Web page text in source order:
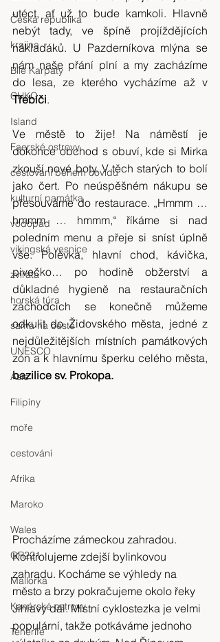
Česká republika
krajina
Bílé Karpaty
CHKO
Island
Faerské ostrovy
cestování během covidu
kulturní památka
vodopád
vikingská vesnice
zvířata
horská túra
sama na cestě
UNESCO
Asie
Filipíny
moře
cestování
Afrika
Maroko
Wales
GR221
Mallorka
Kanárské ostrovy
Tenerife
utéct, ať už to bude kamkoli. Hlavně
nebýt tady, ve špíně projíždějících
náklaďáků. U Pazderníkova mlýna se
nám naše přání plní a my zacházíme
Třebíči.
Ve městě to žije! Na náměstí je
dokonce obchod s obuví, kde si Mirka
zkouší nové boty. V těch starých to bolí
jako čert. Po neúspěšném nákupu se
přesouváme do restaurace. „Hmmm …
hmmm … hmmm,“ říkáme si nad
poledním menu a přeje si sníst úplně
vše. Polévka, hlavní chod, kávička,
pivečko… po hodině obžerství a
důkladné hygieně na restauračních
záchodcích se konečně můžeme
odkulit do Židovského města, jedné z
nejdůležitějších místních památkových
bazilice sv. Prokopa.
Procházíme zámeckou zahradou.
Kontrolujeme zdejší bylinkovou
zahradu. Kocháme se výhledy na
město a brzy pokračujeme okolo řeky
Jihlavy dál. Místní cyklostezka je velmi
populární, takže potkáváme jednoho